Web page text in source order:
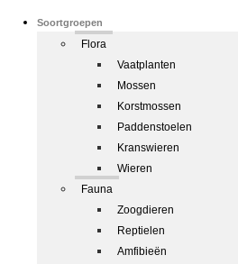
Soortgroepen
Flora
Vaatplanten
Mossen
Korstmossen
Paddenstoelen
Kranswieren
Wieren
Fauna
Zoogdieren
Reptielen
Amfibieën